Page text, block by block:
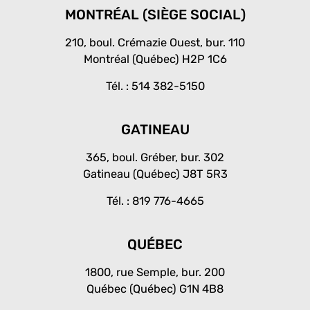
b
o
k
-
e
d
i
n
-
n
a
r
a
m
MONTRÉAL (SIÈGE SOCIAL)
210, boul. Crémazie Ouest, bur. 110
Montréal (Québec) H2P 1C6
Tél. : 514 382-5150
GATINEAU
365, boul. Gréber, bur. 302
Gatineau (Québec) J8T 5R3
Tél. : 819 776-4665
QUÉBEC
1800, rue Semple, bur. 200
Québec (Québec) G1N 4B8